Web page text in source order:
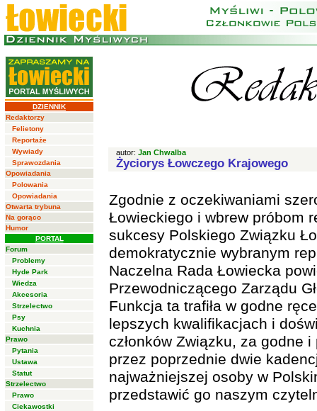
DZIENNIK
Redaktorzy
Felietony
Reportaże
Wywiady
Sprawozdania
Opowiadania
Polowania
Opowiadania
Otwarta trybuna
Na gorąco
Humor
PORTAL
Forum
Problemy
Hyde Park
Wiedza
Akcesoria
Strzelectwo
Psy
Kuchnia
Prawo
Pytania
Ustawa
Statut
Strzelectwo
Prawo
Ciekawostki
autor: Jan Chwalba
Życiorys Łowczego Krajowego
Zgodnie z oczekiwaniami
Łowieckiego i wbrew próbom
sukcesy Polskiego Związku
demokratycznie wybranym
Naczelna Rada Łowiecka
Przewodniczącego Zarządu
Funkcja ta trafiła w godne
lepszych kwalifikacjach i
członków Związku, za godne
przez poprzednie dwie
najważniejszej osoby w
przedstawić go naszym